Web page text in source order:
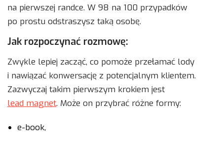
na pierwszej randce. W 98 na 100 przypadków
po prostu odstraszysz taką osobę.
Jak rozpoczynać rozmowę:
Zwykle lepiej zacząć, co pomoże przełamać lody
i nawiązać konwersację z potencjalnym klientem.
Zazwyczaj takim pierwszym krokiem jest
lead magnet. Może on przybrać różne formy:
e-book,